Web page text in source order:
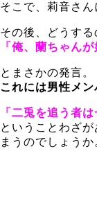
そこで、莉音さん
その後、どうする
「俺、蘭ちゃん
とまさかの発言。
これには男性メ
「二兎を追う者
ということわざ
まうのでしょうか